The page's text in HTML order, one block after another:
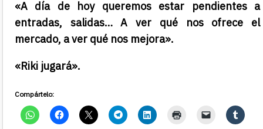
«A día de hoy queremos estar pendientes a
entradas, salidas… A ver qué nos ofrece el
mercado, a ver qué nos mejora».
«Riki jugará».
Compártelo: